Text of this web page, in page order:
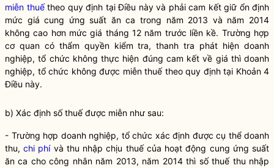
miễn thuếtheo quy định tại Điều này và phải cam kết giữ ổn định
mức giá cung ứng suất ăn ca trong năm 2013 và năm 2014
không cao hơn mức giá tháng 12 năm trước liền kề. Trường hợp
cơ quan có thẩm quyềnkiểm tra, thanh tra phát hiện doanh
nghiệp, tổ chức không thực hiện đúng cam kết về giá thì doanh
nghiệp, tổ chức không được miễn thuếtheo quy định tại Khoản 4
Điều này.
b) Xác định số thuế được miễn như sau:
- Trường hợp doanh nghiệp, tổ chức xác định được cụ thể doanh
thu,chi phívà thu nhập chịu thuế của hoạt động cung ứng suất
ăn ca cho công nhân năm 2013, năm 2014 thì số thuế thu nhập